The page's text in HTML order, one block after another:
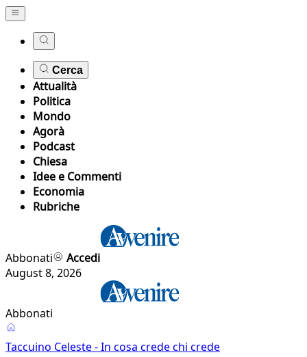
Cerca
Attualità
Politica
Mondo
Agorà
Podcast
Chiesa
Idee e Commenti
Economia
Rubriche
Abbonati
Accedi
August 8, 2026
Abbonati
Taccuino Celeste - In cosa crede chi crede